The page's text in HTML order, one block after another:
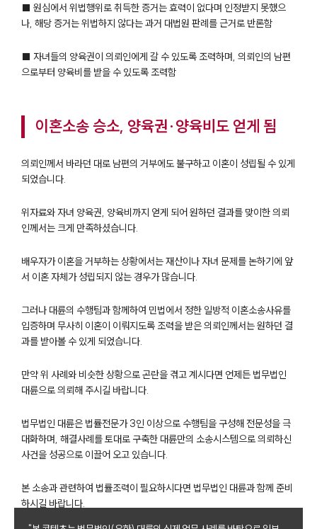
부소개
오시는 길
글로벌 파트너 로펌
고객의 소리
AI대륜
업무사례
■ 원심에서 위법행위로 취득한 증거는 효력이 없다며 인정받지 못했으
나, 해당 증거는 위법하지 않다는 과거 대법원 판례를 근거로 반론함
■ 자녀들의 양육권이 의뢰인에게 갈 수 있도록 조력하며, 의뢰인의 남편
으로부터 양육비를 받을 수 있도록 조력함
이혼소송 승소, 양육권·양육비도 얻게 됨
의뢰인께서 바라던 대로 남편의 거부에도 불구하고 이혼이 성립될 수 있게
되었습니다.
위자료와 자녀 양육권, 양육비까지 얻게 되어 원하던 결과를 맞이한 의뢰
인께서는 크게 만족하셨습니다.
배우자가 이혼을 거부하는 상황에서는 재산이나 자녀 문제를 논하기에 앞
서 이혼 자체가 성립되지 않는 경우가 많습니다.
그러나 대륜의 수행팀과 함께하여 민법에서 정한 일방적 이혼소송사유를
입증하며 무사히 이혼이 이뤄지도록 조력을 받은 의뢰인께서는 원하던 결
과를 받아볼 수 있게 되었습니다.
만약 위 사례와 비슷한 상황으로 곤란을 겪고 계시다면 언제든 법무법인
대륜으로 의뢰해 주시길 바랍니다.
법무법인 대륜은 법률전문가 3인 이상으로 수행팀을 구성해 전문성을 극
대화하며, 해결사례를 토대로 구축한 대륜만의 소송시스템으로 의뢰하신
사건을 성공으로 이끌어 오고 있습니다.
본 소송과 관련하여 법률조력이 필요하시다면 법무법인 대륜과 함께 준비
하시길 바랍니다.